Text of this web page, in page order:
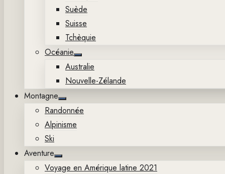
Suède
Suisse
Tchèquie
Océanie
Show
sub
menu
Australie
Nouvelle-Zélande
Montagne
Show
sub
menu
Randonnée
Alpinisme
Ski
Aventure
Show
sub
Voyage en Amérique latine 2021